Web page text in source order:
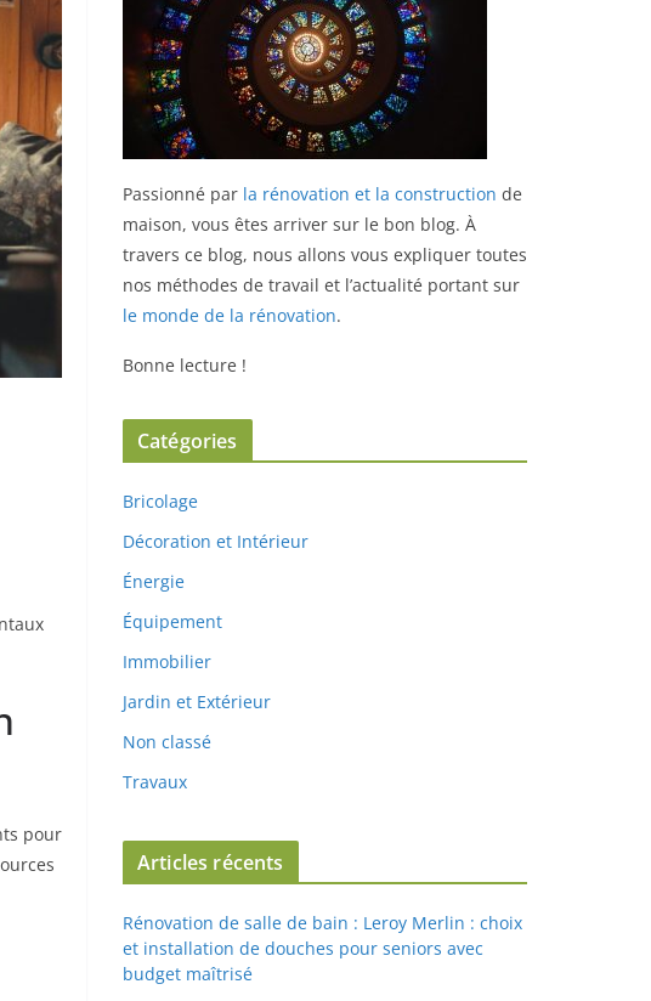
pour
Passionné par la rénovation et la construction de
maison, vous êtes arriver sur le bon blog. À
travers ce blog, nous allons vous expliquer toutes
nos méthodes de travail et l’actualité portant sur
le monde de la rénovation.
Bonne lecture !
Catégories
Bricolage
Décoration et Intérieur
Énergie
Équipement
Immobilier
Jardin et Extérieur
Non classé
Travaux
Articles récents
Rénovation de salle de bain : Leroy Merlin : choix
et installation de douches pour seniors avec
budget maîtrisé